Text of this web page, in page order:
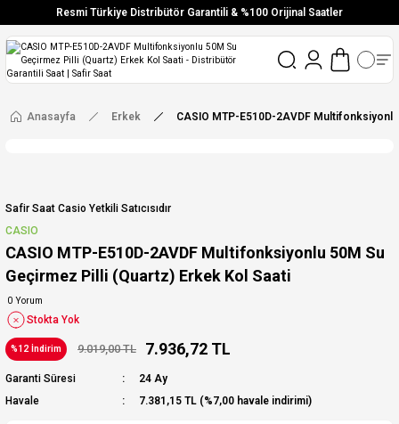
Resmi Türkiye Distribütör Garantili & %100 Orijinal Saatler
Vade Farksız 6 Taksit
Aynı Gün Stoktan Gönderim
Ücretsiz Kargo
Anasayfa Erkek CASIO MTP-E510D-2AVDF
Safir Saat Casio Yetkili Satıcısıdır
CASIO
CASIO MTP-E510D-2AVDF Multifonksiyonlu 50M Su
Geçirmez Pilli (Quartz) Erkek Kol Saati
0 Yorum
Stokta Yok
%12 İndirim 9.019,00 TL 7.936,72 TL
Garanti Süresi
24 Ay
Havale
7.381,15 TL (%7,00 havale indirimi)